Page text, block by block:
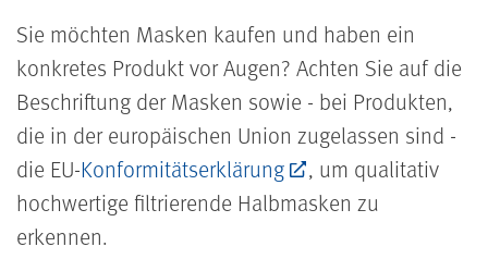
Sie möchten Masken kaufen und haben ein
konkretes Produkt vor Augen? Achten Sie auf die
Beschriftung der Masken sowie - bei Produkten,
die in der europäischen Union zugelassen sind -
die EU-Konformitätserklärung
, um qualitativ
hochwertige filtrierende Halbmasken zu
erkennen.